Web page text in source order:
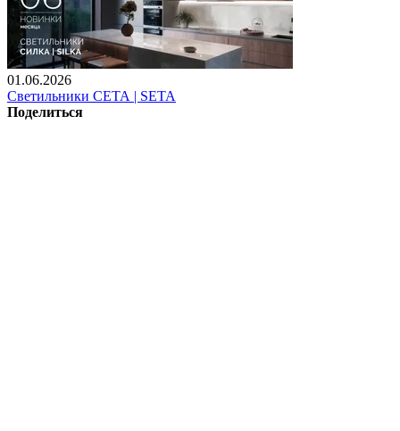
01.06.2026
Светильники СЕТА | SETA
Поделиться